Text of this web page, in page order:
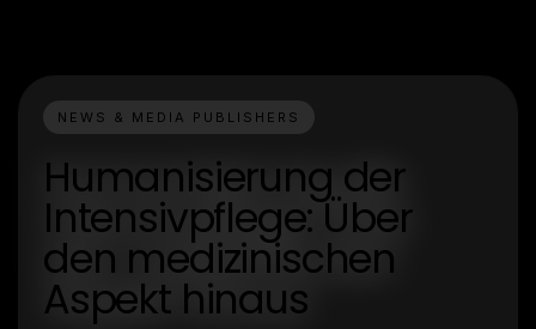
NEWS & MEDIA PUBLISHERS
Humanisierung der
Intensivpflege: Über
den medizinischen
Aspekt hinaus